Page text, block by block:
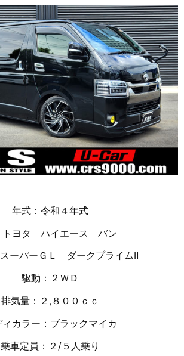
年式：令和４年式
トヨタ ハイエース バン
スーパーＧＬ ダークプライムⅡ
駆動：２ＷＤ
排気量：２,８００ｃｃ
ィカラー：ブラックマイカ
乗車定員：２/５人乗り